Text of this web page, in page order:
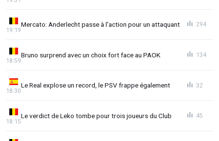
Mercato: Anderlecht passe à l'action pour un attaquant
19:19
294
Bruno surprend avec un choix fort face au PAOK
18:59
134
Le Real explose un record, le PSV frappe également
18:30
32
Le verdict de Leko tombe pour trois joueurs du Club
18:15
45